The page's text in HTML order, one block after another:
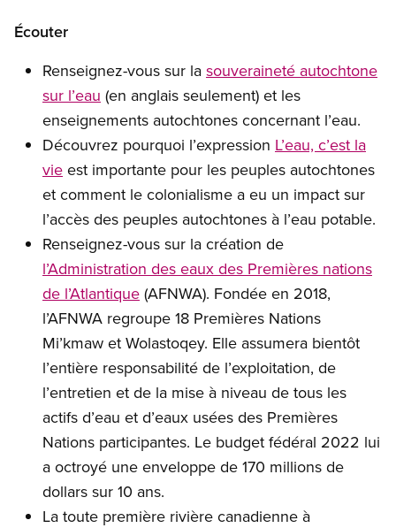
Écouter
Renseignez-vous sur la souveraineté autochtone
sur l’eau (en anglais seulement) et les
enseignements autochtones concernant l’eau.
Découvrez pourquoi l’expression L’eau, c’est la
vie est importante pour les peuples autochtones
et comment le colonialisme a eu un impact sur
l’accès des peuples autochtones à l’eau potable.
Renseignez-vous sur la création de
l’Administration des eaux des Premières nations
de l’Atlantique (AFNWA). Fondée en 2018,
l’AFNWA regroupe 18 Premières Nations
Mi’kmaw et Wolastoqey. Elle assumera bientôt
l’entière responsabilité de l’exploitation, de
l’entretien et de la mise à niveau de tous les
actifs d’eau et d’eaux usées des Premières
Nations participantes. Le budget fédéral 2022 lui
a octroyé une enveloppe de 170 millions de
dollars sur 10 ans.
La toute première rivière canadienne à